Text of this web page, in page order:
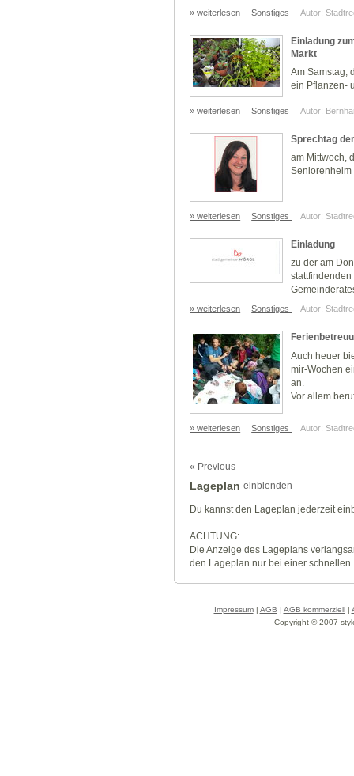
» weiterlesen Sonstiges Autor:
Einladung
Markt
Am Samstag,
ein Pflanzen-
» weiterlesen Sonstiges Autor:
Sprechtag
am Mittwoch,
Seniorenheim
» weiterlesen Sonstiges Autor:
Einladung
zu der am
» weiterlesen Sonstiges Autor:
Auch heuer
mir-Wochen
an.
Vor allem
» weiterlesen Sonstiges Autor:
« Previous
Lageplan einblenden
Du kannst den Lageplan jederzeit
ACHTUNG:
Die Anzeige des Lageplans
den Lageplan nur bei einer
Impressum| AGB | AGB kommerziell|
Copyright © 2007